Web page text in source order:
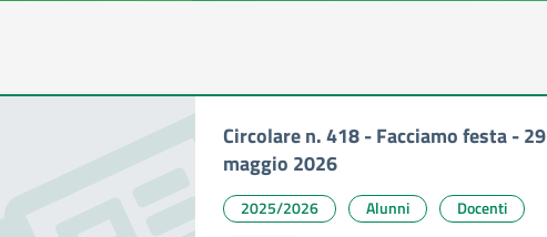
Circolare n. 418 - Facciamo festa - 29
maggio 2026
2025/2026 Alunni
Docenti